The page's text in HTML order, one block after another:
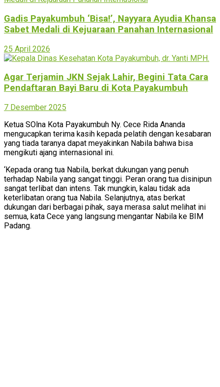
Gadis Payakumbuh ‘Bisa!’, Nayyara Ayudia Khansa
Sabet Medali di Kejuaraan Panahan Internasional
25 April 2026
Agar Terjamin JKN Sejak Lahir, Begini Tata Cara
Pendaftaran Bayi Baru di Kota Payakumbuh
7 Desember 2025
Ketua SOlna Kota Payakumbuh Ny. Cece Rida Ananda
mengucapkan terima kasih kepada pelatih dengan kesabaran
yang tiada taranya dapat meyakinkan Nabila bahwa bisa
mengikuti ajang internasional ini.
‘Kepada orang tua Nabila, berkat dukungan yang penuh
terhadap Nabila yang sangat tinggi. Peran orang tua disinipun
sangat terlibat dan intens. Tak mungkin, kalau tidak ada
keterlibatan orang tua Nabila. Selanjutnya, atas berkat
dukungan dari berbagai pihak, saya merasa salut melihat ini
semua, kata Cece yang langsung mengantar Nabila ke BIM
Padang.